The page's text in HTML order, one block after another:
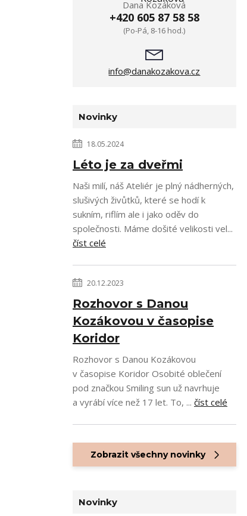
Dana Kozáková
+420 605 87 58 58
(Po-Pá, 8-16 hod.)
info@danakozakova.cz
Novinky
18.05.2024
Léto je za dveřmi
Naši milí, náš Ateliér je plný nádherných,
slušivých živůtků, které se hodí k
sukním, riflím ale i jako oděv do
společnosti. Máme došité velikosti vel...
číst celé
20.12.2023
Rozhovor s Danou
Kozákovou v časopise
Koridor
Rozhovor s Danou Kozákovou
v časopise Koridor Osobité oblečení
pod značkou Smiling sun už navrhuje
a vyrábí více než 17 let. To, ... číst celé
Zobrazit všechny novinky
Novinky